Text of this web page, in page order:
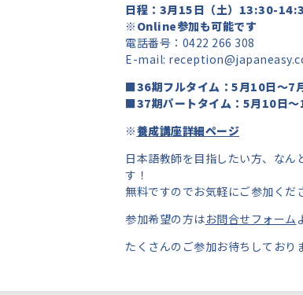
日程：3月15日（土）13:30-
※Online参加も可能です
電話番号：0422 266 308
E-mail:
■36期フルタイム：5月10日～7
■37期パートタイム：5月10日
※養成講座詳細ページ
日本語教師を目指したい方、な
す！
無料ですのでお気軽にご参加くだ
参加希望の方はお問合せフォーム
たくさんのご参加お待ちしており